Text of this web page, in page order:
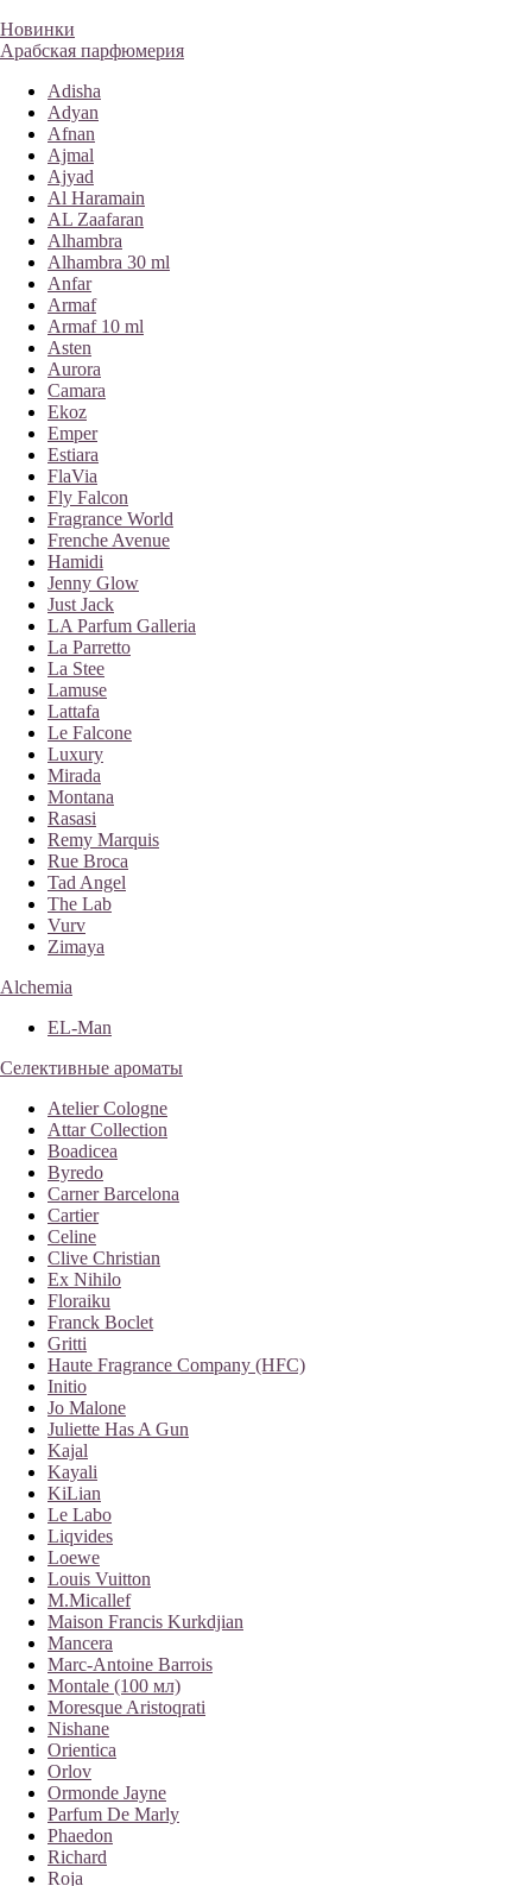
Новинки
Арабская парфюмерия
Adisha
Adyan
Afnan
Ajmal
Ajyad
Al Haramain
AL Zaafaran
Alhambra
Alhambra 30 ml
Anfar
Armaf
Armaf 10 ml
Asten
Aurora
Camara
Ekoz
Emper
Estiara
FlaVia
Fly Falcon
Fragrance World
Frenche Avenue
Hamidi
Jenny Glow
Just Jack
LA Parfum Galleria
La Parretto
La Stee
Lamuse
Lattafa
Le Falcone
Luxury
Mirada
Montana
Rasasi
Remy Marquis
Rue Broca
Tad Angel
The Lab
Vurv
Zimaya
Alchemia
EL-Man
Селективные ароматы
Atelier Cologne
Attar Collection
Boadicea
Byredo
Carner Barcelona
Cartier
Celine
Clive Christian
Ex Nihilo
Floraiku
Franck Boclet
Gritti
Haute Fragrance Company (HFC)
Initio
Jo Malone
Juliette Has A Gun
Kajal
Kayali
KiLian
Le Labo
Liqvides
Loewe
Louis Vuitton
M.Micallef
Maison Francis Kurkdjian
Mancera
Marc-Antoine Barrois
Montale (100 мл)
Moresque Aristoqrati
Nishane
Orientica
Orlov
Ormonde Jayne
Parfum De Marly
Phaedon
Richard
Roja